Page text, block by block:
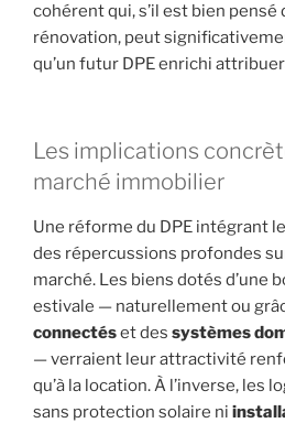
cohérent qui, s’il est bien pensé
rénovation, peut
qu’un futur DPE enrichi
Les implications
marché immobilier
Une réforme du DPE intégrant
des répercussions profondes
marché. Les biens dotés d’une
estivale — naturellement ou
connectéset des systèmes
— verraient leur attractivité
qu’à la location. À l’inverse, les
sans protection solaire ni